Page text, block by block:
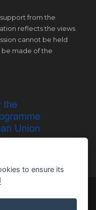
from the
reflects the views
cannot be held
be made of the
to ensure its